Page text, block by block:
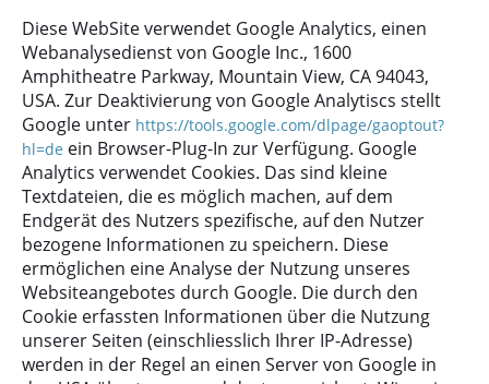
Diese WebSite verwendet Google Analytics, einen
Webanalysedienst von Google Inc., 1600
Amphitheatre Parkway, Mountain View, CA 94043,
USA. Zur Deaktivierung von Google Analytiscs stellt
Google unter https://tools.google.com/dlpage/gaoptout?
hl=de ein Browser-Plug-In zur Verfügung. Google
Analytics verwendet Cookies. Das sind kleine
Textdateien, die es möglich machen, auf dem
Endgerät des Nutzers spezifische, auf den Nutzer
bezogene Informationen zu speichern. Diese
ermöglichen eine Analyse der Nutzung unseres
Websiteangebotes durch Google. Die durch den
Cookie erfassten Informationen über die Nutzung
unserer Seiten (einschliesslich Ihrer IP-Adresse)
werden in der Regel an einen Server von Google in